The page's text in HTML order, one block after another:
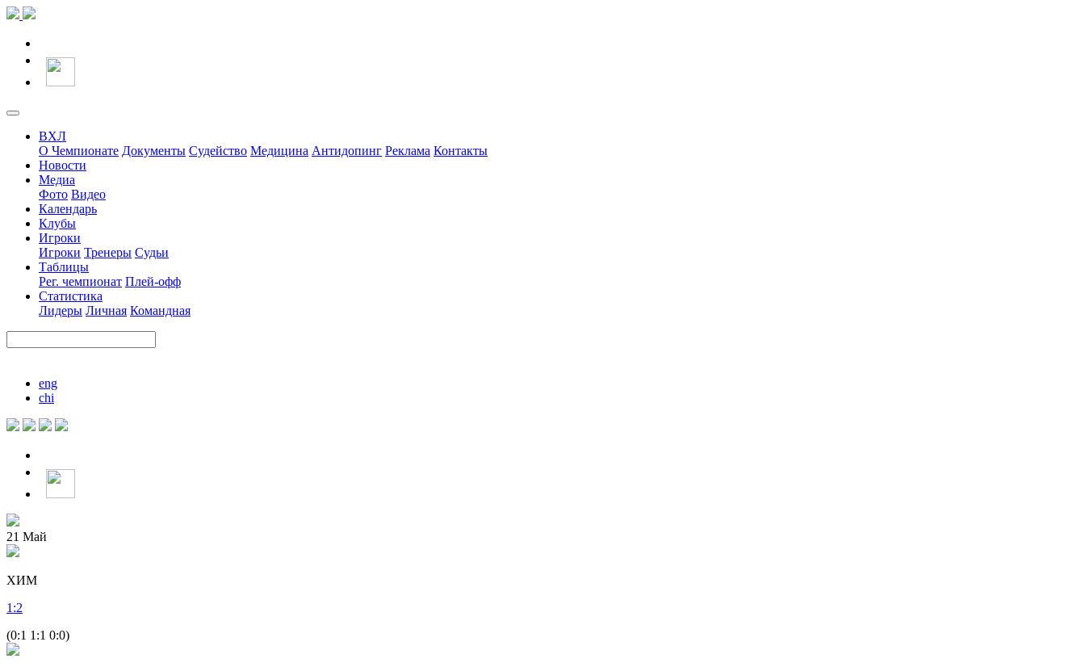
ВХЛ
О Чемпионате Документы Судейство Медицина Антидопинг Реклама Контакты
Новости
Медиа
Фото Видео
Календарь
Клубы
Игроки
Игроки Тренеры Судьи
Таблицы
Рег. чемпионат Плей-офф
Статистика
Лидеры Личная Командная
eng
chi
21 Май
ХИМ
1 :2
(0:1 1:1 0:0)